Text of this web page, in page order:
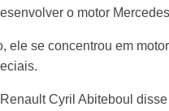
o motor
ele se concentrou em
Cyril Abiteboul